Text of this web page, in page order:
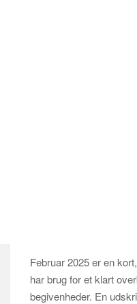
Februar 2025 er en
har brug for et klart
begivenheder. En